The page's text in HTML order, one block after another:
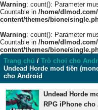
Warning: count(): Parameter
Countable in /home/
content/themes/bione/
Warning: count(): Parameter
Countable in /home/
content/themes/bione/
Trang chủ / Trò chơi cho
Undead Horde mod tiền
cho Android
Undead Horde
RPG iPhone cho